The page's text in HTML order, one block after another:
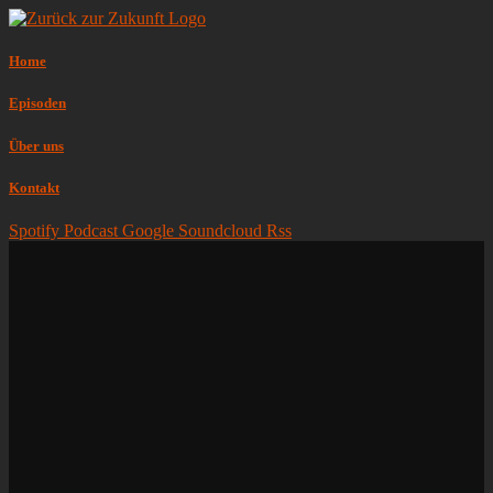
Home
Episoden
Über uns
Kontakt
Spotify Podcast Google Soundcloud Rss